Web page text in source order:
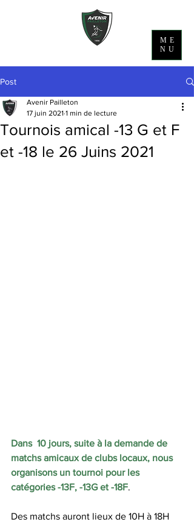
ME
NU
Post
Tournois amical -13 G et F
et -18 le 26 Juins 2021
Avenir Pailleton
17 juin 2021 1 min de lecture
Dans  10 jours, suite à la demande de
matchs amicaux de clubs locaux, nous
organisons un tournoi pour les
catégories -13F, -13G et -18F.
Des matchs auront lieux de 10H à 18H